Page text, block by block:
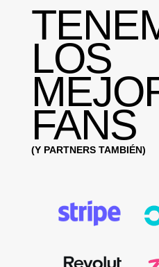
LOS
FANS
(Y PARTNERS TAMBIÉN)